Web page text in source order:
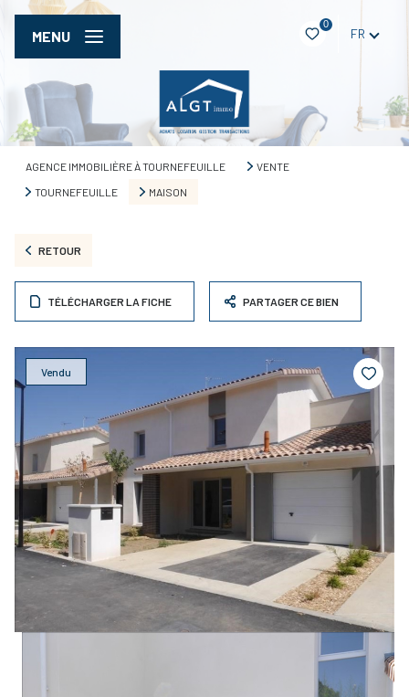
0
FR
MENU
AGENCE IMMOBILIÈRE À TOURNEFEUILLE
VENTE
TOURNEFEUILLE
MAISON
RETOUR
TÉLÉCHARGER LA FICHE PARTAGER CE BIEN
Vendu